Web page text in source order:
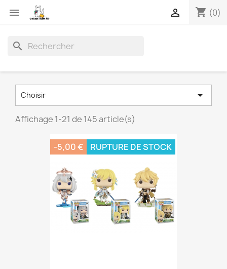
 shopping_cart (0)

search
Choisir 
Affichage 1-21 de 145 article(s)
-5,00 € RUPTURE DE STOCK